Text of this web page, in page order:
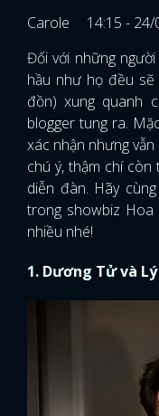
Carole
14:15 -
Đối với những
hầu như họ đều sẽ
đồn) xung quanh
blogger tung ra.
xác nhận nhưng
chú ý, thậm chí
diễn đàn. Hãy
trong showbiz
nhiều nhé!
1. Dương Tử và